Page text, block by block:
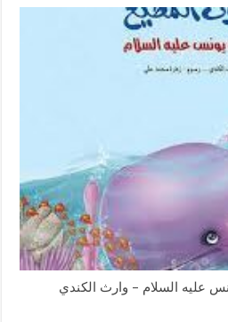
عليه السلام – وارث الكندي